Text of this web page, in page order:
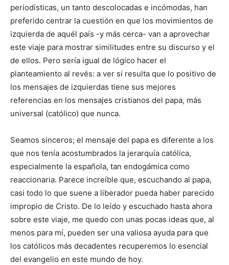
periodísticas, un tanto descolocadas e incómodas, han
preferido centrar la cuestión en que los movimientos de
izquierda de aquél país -y más cerca- van a aprovechar
este viaje para mostrar similitudes entre su discurso y el
de ellos. Pero sería igual de lógico hacer el
planteamiento al revés: a ver si resulta que lo positivo de
los mensajes de izquierdas tiene sus mejores
referencias en los mensajes cristianos del papa, más
universal (católico) que nunca.
Seamos sinceros; el mensaje del papa es diferente a los
que nos tenía acostumbrados la jerarquía católica,
especialmente la española, tan endogámica como
reaccionaria. Parece increíble que, escuchando al papa,
casi todo lo que suene a liberador pueda haber parecido
impropio de Cristo. De lo leído y escuchado hasta ahora
sobre este viaje, me quedo con unas pocas ideas que, al
menos para mí, pueden ser una valiosa ayuda para que
los católicos más decadentes recuperemos lo esencial
del evangelio en este mundo de hoy.